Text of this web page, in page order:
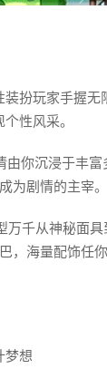
装扮玩家手握
性风采。
由你沉浸于丰
为剧情的主宰。
万千从神秘面
，海量配饰任
梦想